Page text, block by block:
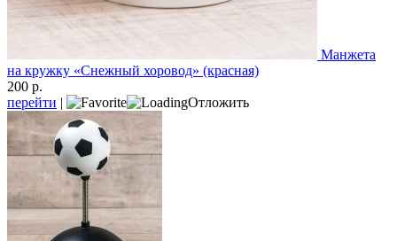
Манжета
на кружку «Снежный хоровод» (красная)
200 р.
перейти | Отложить